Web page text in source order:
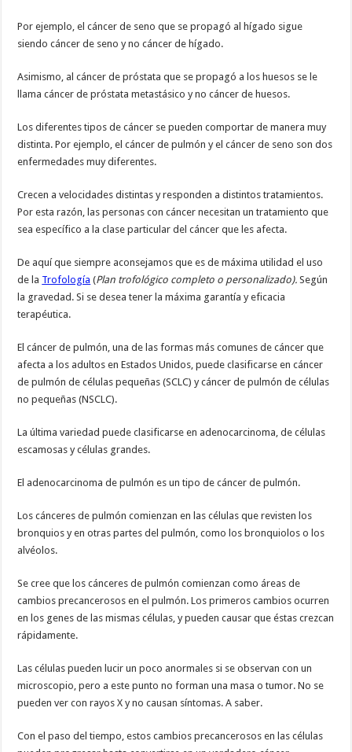
Por ejemplo, el cáncer de seno que se propagó al hígado sigue
siendo cáncer de seno y no cáncer de hígado.
Asimismo, al cáncer de próstata que se propagó a los huesos se le
llama cáncer de próstata metastásico y no cáncer de huesos.
Los diferentes tipos de cáncer se pueden comportar de manera muy
distinta. Por ejemplo, el cáncer de pulmón y el cáncer de seno son dos
enfermedades muy diferentes.
Crecen a velocidades distintas y responden a distintos tratamientos.
Por esta razón, las personas con cáncer necesitan un tratamiento que
sea específico a la clase particular del cáncer que les afecta.
De aquí que siempre aconsejamos que es de máxima utilidad el uso
de la Trofología (Plan trofológico completo o personalizado).Según
la gravedad. Si se desea tener la máxima garantía y eficacia
terapéutica.
El cáncer de pulmón, una de las formas más comunes de cáncer que
afecta a los adultos en Estados Unidos, puede clasificarse en cáncer
de pulmón de células pequeñas (SCLC) y cáncer de pulmón de células
no pequeñas (NSCLC).
La última variedad puede clasificarse en adenocarcinoma, de células
escamosas y células grandes.
El adenocarcinoma de pulmón es un tipo de cáncer de pulmón.
Los cánceres de pulmón comienzan en las células que revisten los
bronquios y en otras partes del pulmón, como los bronquiolos o los
alvéolos.
Se cree que los cánceres de pulmón comienzan como áreas de
cambios precancerosos en el pulmón. Los primeros cambios ocurren
en los genes de las mismas células, y pueden causar que éstas crezcan
rápidamente.
Las células pueden lucir un poco anormales si se observan con un
microscopio, pero a este punto no forman una masa o tumor. No se
pueden ver con rayos X y no causan síntomas. A saber.
Con el paso del tiempo, estos cambios precancerosos en las células